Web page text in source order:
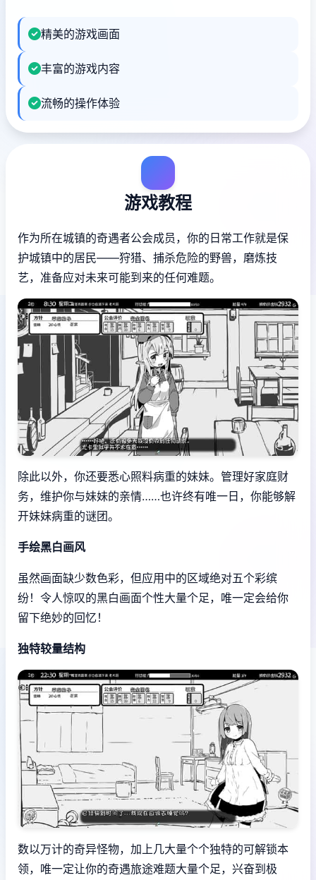
精美的游戏画面
丰富的游戏内容
流畅的操作体验
游戏教程
作为所在城镇的奇遇者公会成员，你的日常工作就是保
护城镇中的居民——狩猎、捕杀危险的野兽，磨炼技
艺，准备应对未来可能到来的任何难题。
除此以外，你还要悉心照料病重的妹妹。管理好家庭财
务，维护你与妹妹的亲情……也许终有唯一日，你能够解
开妹妹病重的谜团。
手绘黑白画风
虽然画面缺少数色彩，但应用中的区域绝对五个彩缤
纷！令人惊叹的黑白画面个性大量个足，唯一定会给你
留下绝妙的回忆！
独特较量结构
数以万计的奇异怪物，加上几大量个个独特的可解锁本
领，唯一定让你的奇遇旅途难题大量个足，兴奋到极